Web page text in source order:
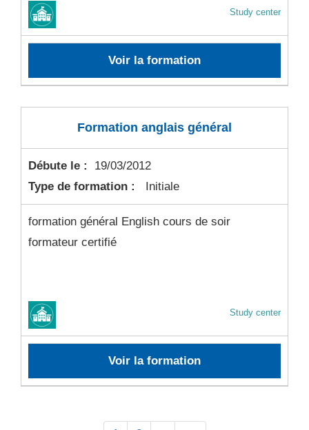
Study center
Voir la formation
Formation anglais général
Débute le :
19/03/2012
Type de formation :
Initiale
formation général English cours de soir
formateur certifié
Study center
Voir la formation